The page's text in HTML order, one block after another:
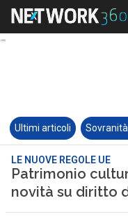
Ultimi articoli
LE NUOVE REGOLE UE
Patrimonio
novità su diritto